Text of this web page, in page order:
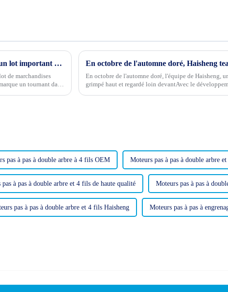
Aujourd'hui, Haisheng Motors a expédié avec succès un lot important de marchandises essentielles à nos clients
de marchandises
un tournant dans
En octobre de l'automne doré, l'équipe de Haisheng,
grimpé haut et regardé loin devantAvec le
pas à pas à double arbre à 4 fils OEM Moteurs pas à pas à double arbre
pas à pas à double arbre et 4 fils de haute qualité Moteurs pas à pas à
pas à pas à double arbre et 4 fils Haisheng Moteurs pas à pas à